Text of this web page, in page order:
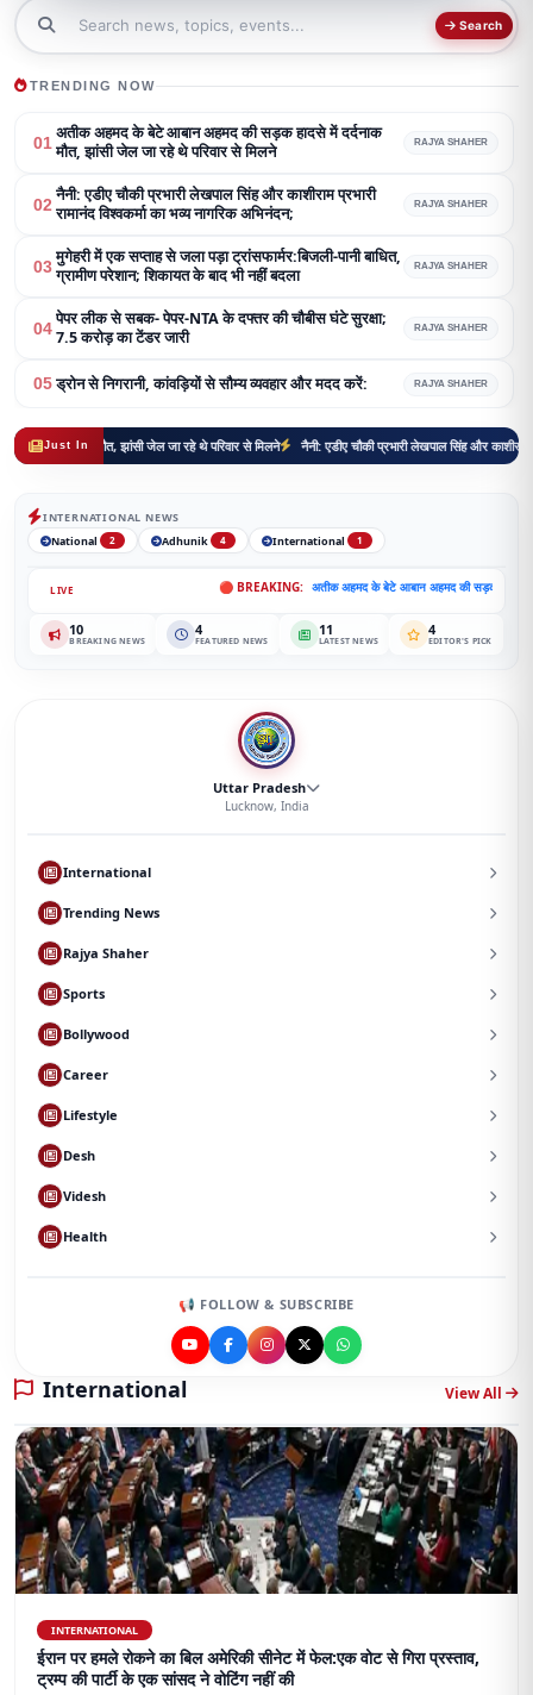
Search
TRENDING NOW
01अतीक अहमद के बेटे आबान अहमद की सड़क हादसे में दर्दनाक
मौत, झांसी जेल जा रहे थे परिवार से मिलने
RAJYA SHAHER
02 नैनी: एडीए चौकी प्रभारी लेखपाल सिंह और काशीराम प्रभारी
रामानंद विश्वकर्मा का भव्य नागरिक अभिनंदन;
RAJYA SHAHER
03मुगेहरी में एक सप्ताह से जला पड़ा ट्रांसफार्मर:बिजली-पानी बाधित,
ग्रामीण परेशान; शिकायत के बाद भी नहीं बदला
RAJYA SHAHER
04पेपर लीक से सबक- पेपर-NTA के दफ्तर की चौबीस घंटे सुरक्षा;
7.5 करोड़ का टेंडर जारी
RAJYA SHAHER
05ड्रोन से निगरानी, कांवड़ियों से सौम्य व्यवहार और मदद करें: RAJYA SHAHER
Just In
मौत, झांसी जेल जा रहे थे परिवार से मिलने नैनी: एडीए चौकी प्रभारी लेखपाल सिंह और काशीराम प्रभारी
INTERNATIONAL NEWS
National
2 Adhunik 4 International 1
LIVE 🔴 BREAKING: अतीक अहमद के बेटे आबान अहमद की सड़क हादसे में दर्दनाक
10
BREAKING NEWS
4
FEATURED NEWS
11
LATEST NEWS
4
EDITOR'S PICK
Uttar Pradesh
Lucknow, India
International
Trending News
Rajya Shaher
Sports
Bollywood
Career
Lifestyle
Desh
Videsh
Health
📢 FOLLOW & SUBSCRIBE
International View All
INTERNATIONAL
ईरान पर हमले रोकने का बिल अमेरिकी सीनेट में फेल:एक वोट से गिरा प्रस्ताव,
ट्रम्प की पार्टी के एक सांसद ने वोटिंग नहीं की